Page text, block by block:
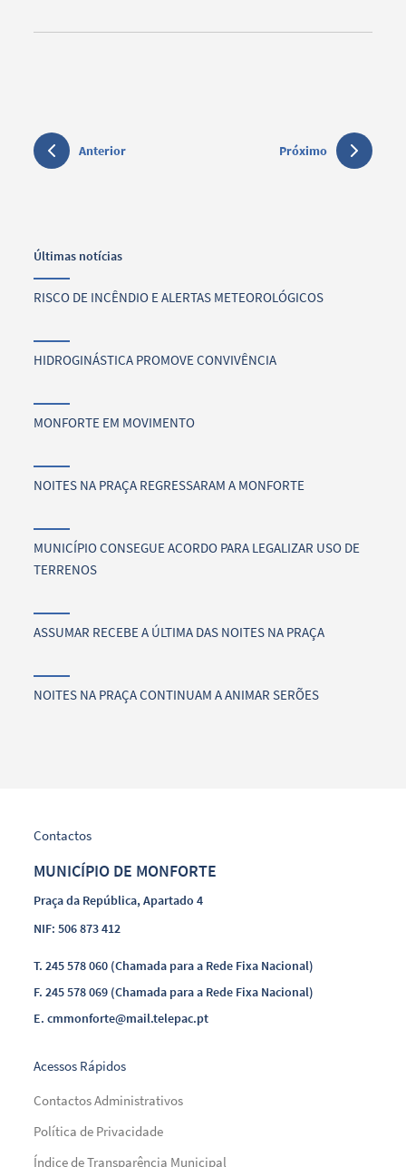
Anterior Próximo
Últimas notícias
RISCO DE INCÊNDIO E ALERTAS METEOROLÓGICOS
HIDROGINÁSTICA PROMOVE CONVIVÊNCIA
MONFORTE EM MOVIMENTO
NOITES NA PRAÇA REGRESSARAM A MONFORTE
MUNICÍPIO CONSEGUE ACORDO PARA LEGALIZAR USO DE
TERRENOS
ASSUMAR RECEBE A ÚLTIMA DAS NOITES NA PRAÇA
NOITES NA PRAÇA CONTINUAM A ANIMAR SERÕES
Contactos
MUNICÍPIO DE MONFORTE
Praça da República, Apartado 4
NIF: 506 873 412
T.245 578 060 (Chamada para a Rede Fixa Nacional)
F.245 578 069 (Chamada para a Rede Fixa Nacional)
E.cmmonforte@mail.telepac.pt
Acessos Rápidos
Contactos Administrativos
Política de Privacidade
Índice de Transparência Municipal